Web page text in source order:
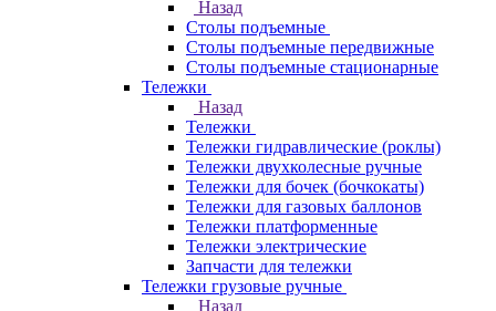
Назад
Столы подъемные
Столы подъемные передвижные
Столы подъемные стационарные
Тележки
Назад
Тележки
Тележки гидравлические (роклы)
Тележки двухколесные ручные
Тележки для бочек (бочкокаты)
Тележки для газовых баллонов
Тележки платформенные
Тележки электрические
Запчасти для тележки
Тележки грузовые ручные
Назад